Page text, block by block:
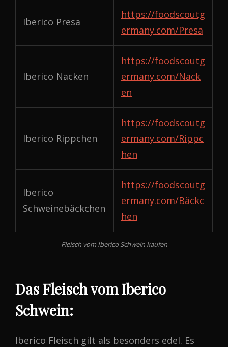
Iberico Presa
https://foodscoutg
ermany.com/Presa
Iberico Nacken
https://foodscoutg
ermany.com/Nack
en
Iberico Rippchen
https://foodscoutg
ermany.com/Rippc
hen
Iberico
Schweinebäckchen
https://foodscoutg
ermany.com/Bäckc
hen
Fleisch vom Iberico Schwein kaufen
Das Fleisch vom Iberico
Schwein:
Iberico Fleisch gilt als besonders edel. Es